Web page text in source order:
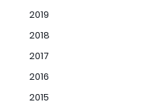
2019
2018
2017
2016
2015